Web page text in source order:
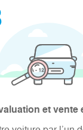
et vente